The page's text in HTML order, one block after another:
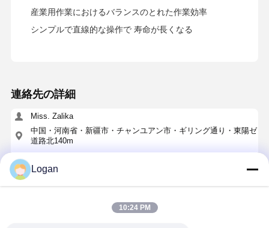
産業用作業におけるバランスのとれた作業効率
シンプルで直線的な操作で 寿命が長くなる
連絡先の詳細
Miss. Zalika
中国・河南省・新疆市・チャンユアン市・ギリング通り・東陽ゼ
道路北140m
今雑談しなさい
Logan
10:24 PM